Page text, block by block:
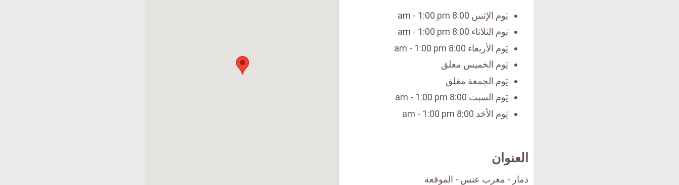
يَوم الإثنين 8:00 am - 1:00 pm
يَوم الثلاثاء 8:00 am - 1:00 pm
يَوم الأربعاء 8:00 am - 1:00 pm
يَوم الخميس مغلق
يَوم الجمعة مغلق
يَوم السبت 8:00 am - 1:00 pm
يَوم الأحَد 8:00 am - 1:00 pm
العنوان
ذمار - مغرب عنس - الموقعة